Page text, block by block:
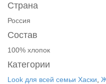
Страна
Россия
Состав
100% хлопок
Категории
Look для всей семьи Хаски